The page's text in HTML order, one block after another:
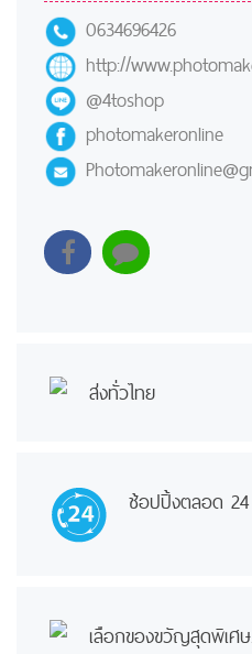
0634696426
http://
@4toshop
photomakeronline
ส่งทั่วไทย
ช้อปปิ้งตลอด
เลือกของขวัญสุดพิเศ